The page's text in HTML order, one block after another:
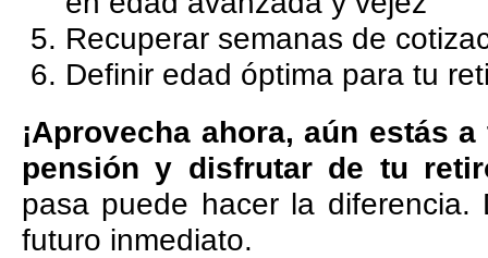
Recuperar semanas de
Definir edad óptima para tu
¡Aprovecha ahora, aún estás
pensión y disfrutar de tu
pasa puede hacer la
futuro inmediato.